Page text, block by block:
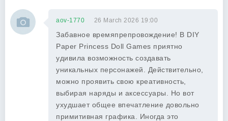
aov-1770 26 March 2026 19:00
Забавное времяпрепровождение! В DIY
Paper Princess Doll Games приятно
удивила возможность создавать
уникальных персонажей. Действительно,
можно проявить свою креативность,
выбирая наряды и аксессуары. Но вот
ухудшает общее впечатление довольно
примитивная графика. Иногда это